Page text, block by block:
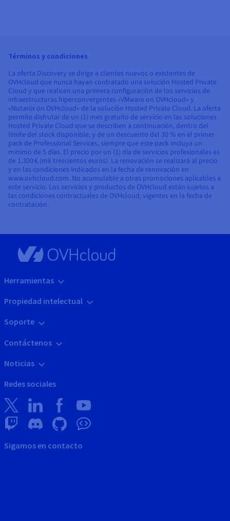
Términos y condiciones
La oferta Discovery se dirige a clientes nuevos o existentes de
OVHcloud que nunca hayan contratado una solución Hosted Private
Cloud y que realicen una primera configuración de los servicios de
infraestructuras hiperconvergentes «VMware on OVHcloud» y
«Nutanix on OVHcloud» de la solución Hosted Private Cloud. La oferta
permite disfrutar de un (1) mes gratuito de servicio en las soluciones
Hosted Private Cloud que se describen a continuación, dentro del
límite del stock disponible, y de un descuento del 30 % en el primer
pack de Professional Services, siempre que este pack incluya un
mínimo de 5 días. El precio por un (1) día de servicios profesionales es
de 1.300 € (mil trescientos euros). La renovación se realizará al precio
y en las condiciones indicados en la fecha de renovación en
www.ovhcloud.com. No acumulable a otras promociones aplicables a
este servicio. Los servicios y productos de OVHcloud están sujetos a
las condiciones contractuales de OVHcloud, vigentes en la fecha de
contratación.
Herramientas
Propiedad intelectual
Soporte
Contáctenos
Noticias
Redes sociales
Sigamos en contacto